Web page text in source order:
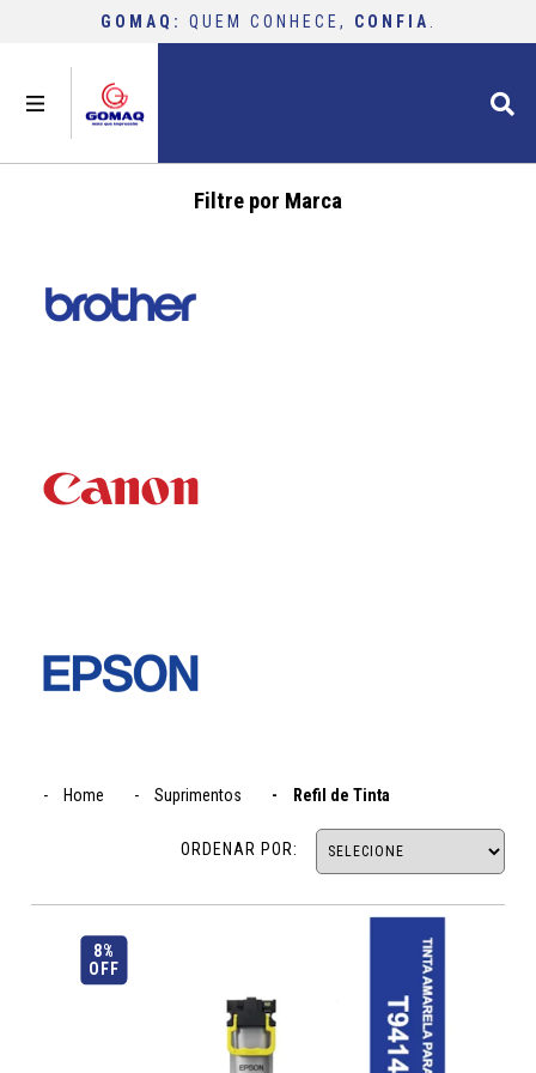
GOMAQ: QUEM CONHECE, CONFIA
buscar
Filtre por Marca
Home Suprimentos Refil de Tinta
ORDENAR POR:
8%
OFF